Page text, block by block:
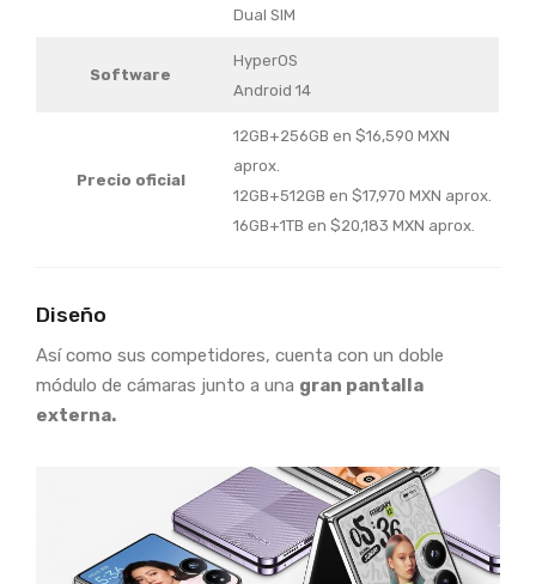
Dual SIM
Software
HyperOS
Android 14
Precio oficial
12GB+256GB en $16,590 MXN
aprox.
12GB+512GB en $17,970 MXN aprox.
16GB+1TB en $20,183 MXN aprox.
Diseño
Así como sus competidores, cuenta con un doble
módulo de cámaras junto a una gran pantalla
externa.